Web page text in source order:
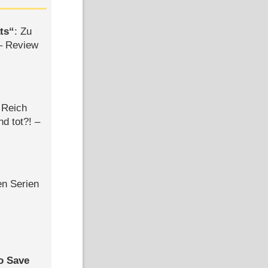
: Zu
Review
tot?! –
Serien
Save